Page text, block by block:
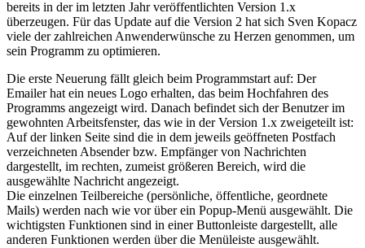
bereits in der im letzten Jahr veröffentlichten Version 1.x
überzeugen. Für das Update auf die Version 2 hat sich Sven Kopacz
viele der zahlreichen Anwenderwünsche zu Herzen genommen, um
sein Programm zu optimieren.
Die erste Neuerung fällt gleich beim Programmstart auf: Der
Emailer hat ein neues Logo erhalten, das beim Hochfahren des
Programms angezeigt wird. Danach befindet sich der Benutzer im
gewohnten Arbeitsfenster, das wie in der Version 1.x zweigeteilt ist:
Auf der linken Seite sind die in dem jeweils geöffneten Postfach
verzeichneten Absender bzw. Empfänger von Nachrichten
dargestellt, im rechten, zumeist größeren Bereich, wird die
ausgewählte Nachricht angezeigt.
Die einzelnen Teilbereiche (persönliche, öffentliche, geordnete
Mails) werden nach wie vor über ein Popup-Menü ausgewählt. Die
wichtigsten Funktionen sind in einer Buttonleiste dargestellt, alle
anderen Funktionen werden über die Menüleiste ausgewählt.